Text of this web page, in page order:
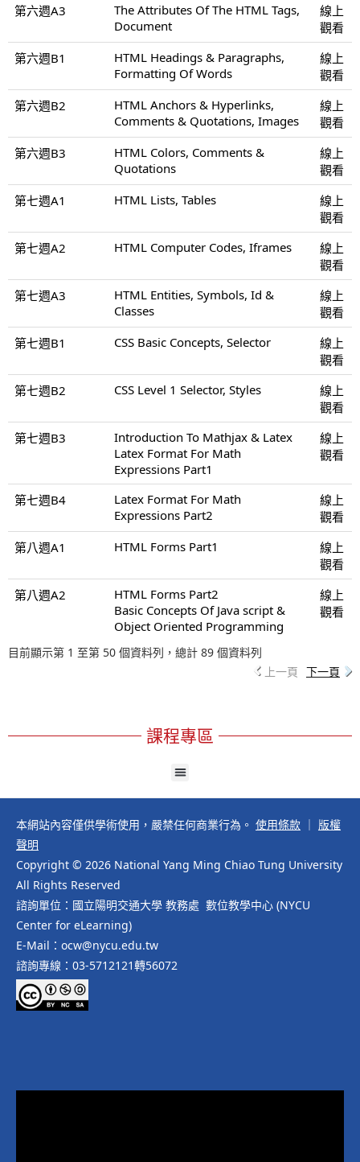
第六週A3
The Attributes Of The HTML Tags,
Document
線上
觀看
第六週B1
HTML Headings & Paragraphs,
Formatting Of Words
線上
觀看
第六週B2
HTML Anchors & Hyperlinks,
Comments & Quotations, Images
線上
觀看
第六週B3
HTML Colors, Comments &
Quotations
線上
觀看
第七週A1
HTML Lists, Tables
線上
觀看
第七週A2
HTML Computer Codes, Iframes
線上
觀看
第七週A3
HTML Entities, Symbols, Id &
Classes
線上
觀看
第七週B1
CSS Basic Concepts, Selector
線上
觀看
第七週B2
CSS Level 1 Selector, Styles
線上
觀看
第七週B3
Introduction To Mathjax & Latex
Latex Format For Math
Expressions Part1
線上
觀看
第七週B4
Latex Format For Math
Expressions Part2
線上
觀看
第八週A1
HTML Forms Part1
線上
觀看
第八週A2
HTML Forms Part2
Basic Concepts Of Java script &
Object Oriented Programming
線上
觀看
目前顯示第 1 至第 50 個資料列，總計 89 個資料列
上一頁 下一頁
課程專區
本網站內容僅供學術使用，嚴禁任何商業行為。 使用條款
版權
聲明
Copyright © 2026 National Yang Ming Chiao Tung University
All Rights Reserved
諮詢單位：國立陽明交通大學 教務處 數位教學中心 (NYCU
Center for eLearning)
E-Mail：ocw@nycu.edu.tw
諮詢專線：03-5712121轉56072